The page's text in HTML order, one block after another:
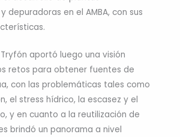
depuradoras en el AMBA, con sus
Tryfón aportó luego una visión
retos para obtener fuentes de
con las problemáticas tales como
el stress hídrico, la escasez y el
y en cuanto a la reutilización de
brindó un panorama a nivel